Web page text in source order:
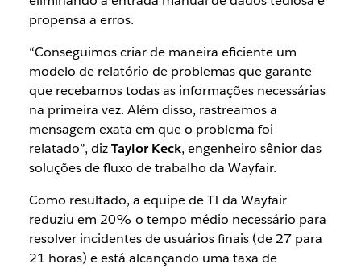
propensa a erros.
“Conseguimos criar de maneira eficiente um
modelo de relatório de problemas que garante
que recebamos todas as informações necessárias
na primeira vez. Além disso, rastreamos a
mensagem exata em que o problema foi
relatado”, dizTaylor Keck, engenheiro sênior das
soluções de fluxo de trabalho da Wayfair.
Como resultado, a equipe de TI da Wayfair
reduziu em 20% o tempo médio necessário para
resolver incidentes de usuários finais (de 27 para
21 horas) e está alcançando uma taxa de